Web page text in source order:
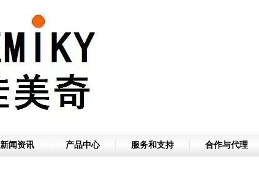
新闻资讯 产品中心 服务和支持 合作与代理